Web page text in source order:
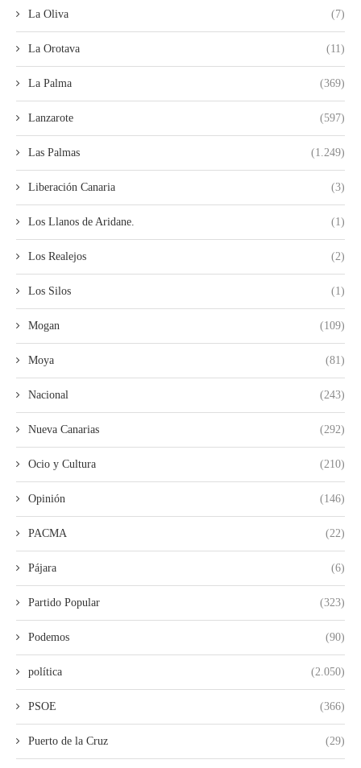
La Oliva (7)
La Orotava (11)
La Palma (369)
Lanzarote (597)
Las Palmas (1.249)
Liberación Canaria (3)
Los Llanos de Aridane. (1)
Los Realejos (2)
Los Silos (1)
Mogan (109)
Moya (81)
Nacional (243)
Nueva Canarias (292)
Ocio y Cultura (210)
Opinión (146)
PACMA (22)
Pájara (6)
Partido Popular (323)
Podemos (90)
política (2.050)
PSOE (366)
Puerto de la Cruz (29)